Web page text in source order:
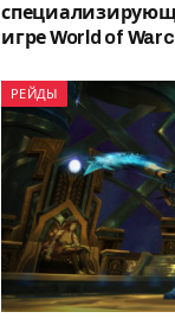
игре World of
РЕЙДЫ